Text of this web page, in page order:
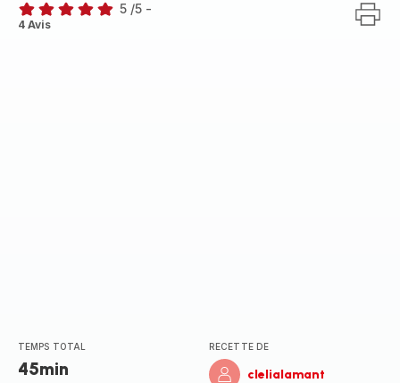
Avis
5 /5 -
4 Avis
TEMPS TOTAL
45min
RECETTE DE
clelialamant